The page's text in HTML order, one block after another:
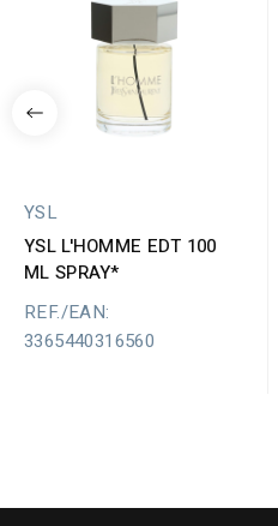
YSL
YSL L'HOMME EDT 100
ML SPRAY*
REF./EAN:
3365440316560